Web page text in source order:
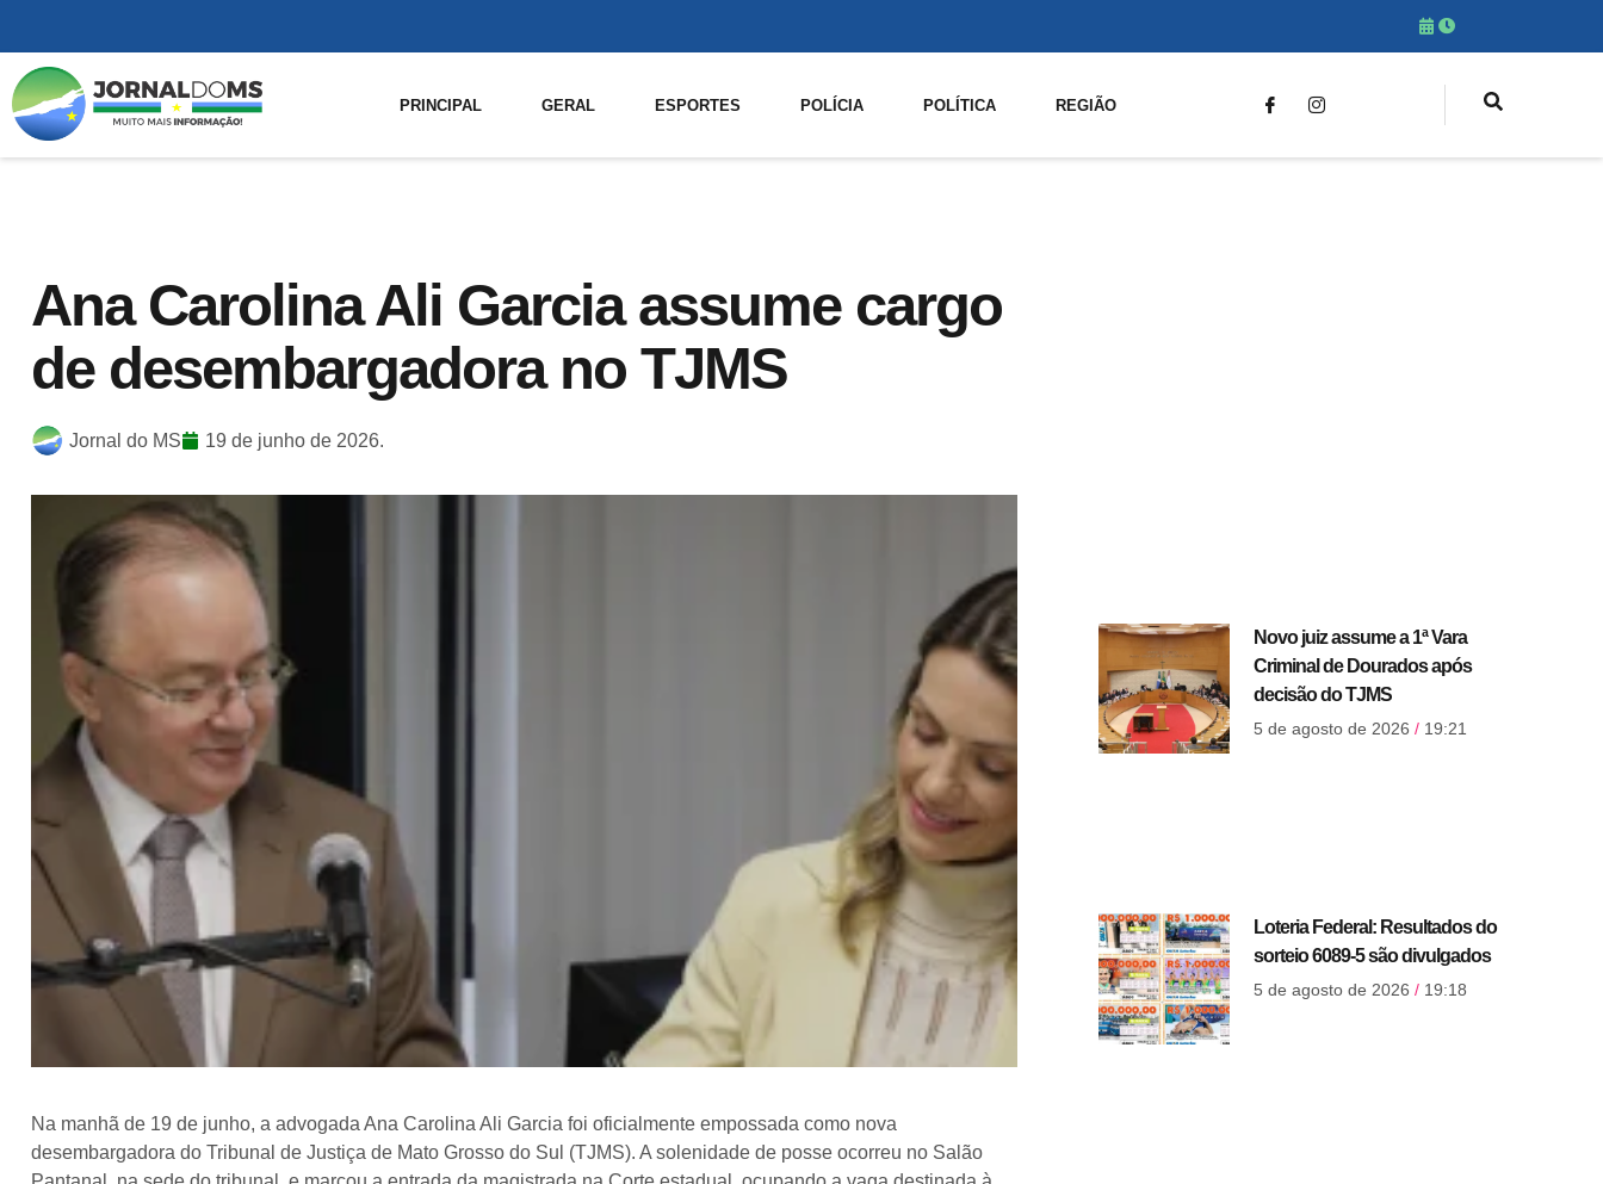
PRINCIPAL GERAL ESPORTES POLÍCIA POLÍTICA REGIÃO
Ana Carolina Ali Garcia assume cargo
de desembargadora no TJMS
Jornal do MS 19 de junho de 2026.
Na manhã de 19 de junho, a advogada Ana Carolina Ali Garcia foi oficialmente empossada como nova
desembargadora do Tribunal de Justiça de Mato Grosso do Sul (TJMS). A solenidade de posse ocorreu no Salão
Novo juiz assume a 1ª Vara
Criminal de Dourados após
decisão do TJMS
5 de agosto de 2026 19:21
Loteria Federal: Resultados do
sorteio 6089-5 são divulgados
5 de agosto de 2026 19:18